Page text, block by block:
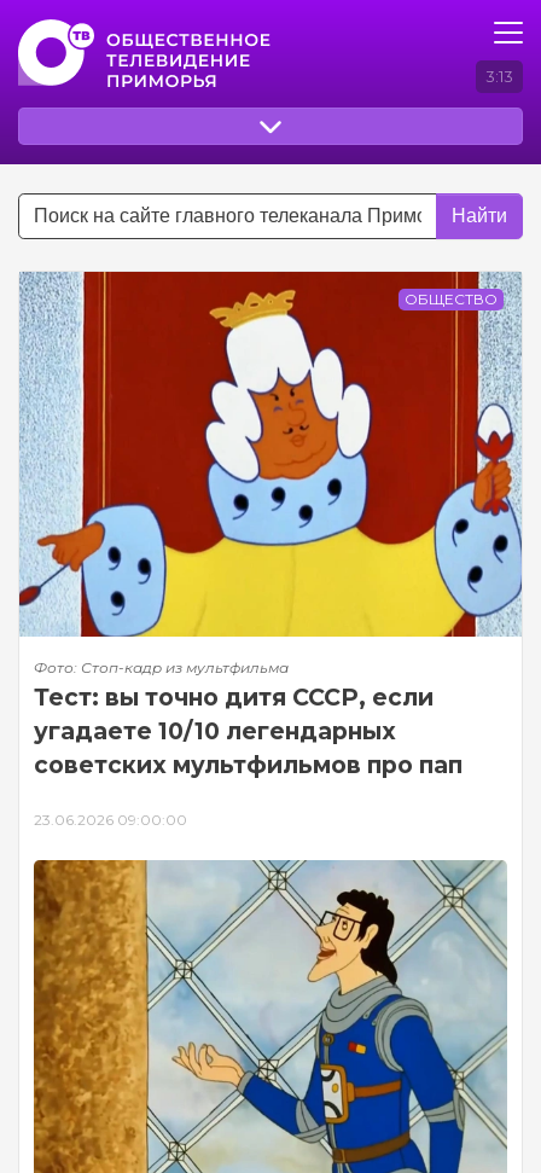
3:13
Найти
ОБЩЕСТВО
Фото: Стоп-кадр из мультфильма
Тест: вы точно дитя СССР, если
угадаете 10/10 легендарных
советских мультфильмов про пап
23.06.2026 09:00:00